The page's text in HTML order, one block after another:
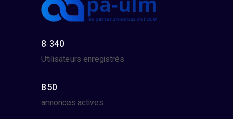
8 340
Utilisateurs enregistrés
850
annonces actives